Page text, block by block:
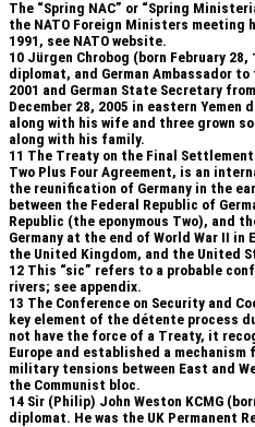
The “Spring NAC” or “Spring
the NATO Foreign Ministers meeting
1991, see NATO website.
10 Jürgen Chrobog (born February
diplomat, and German Ambassador
2001 and German State Secretary
December 28, 2005 in eastern
along with his wife and three grown
along with his family.
11 The Treaty on the Final
Two Plus Four Agreement, is an
the reunification of Germany in the
between the Federal Republic of
Republic (the eponymous Two), and
Germany at the end of World War II in
the United Kingdom, and the United
12 This “sic” refers to a probable
rivers; see appendix.
13 The Conference on Security and
key element of the détente process
not have the force of a Treaty, it
Europe and established a
military tensions between East and
the Communist bloc.
14 Sir (Philip) John Weston KCMG
diplomat. He was the UK Permanent